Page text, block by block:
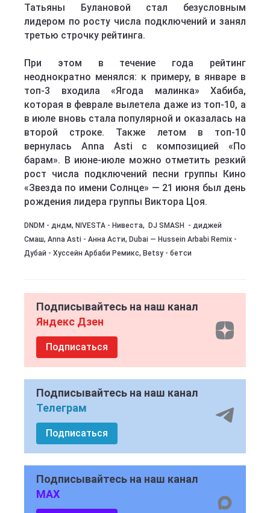
Татьяны Булановой стал безусловным
лидером по росту числа подключений и занял
третью строчку рейтинга.
При этом в течение года рейтинг
неоднократно менялся: к примеру, в январе в
топ-3 входила «Ягода малинка» Хабиба,
которая в феврале вылетела даже из топ-10, а
в июле вновь стала популярной и оказалась на
второй строке. Также летом в топ-10
вернулась Anna Asti с композицией «По
барам». В июне-июле можно отметить резкий
рост числа подключений песни группы Кино
«Звезда по имени Солнце» — 21 июня был день
рождения лидера группы Виктора Цоя.
DNDM - дндм, NIVESTA - Нивеста, DJ SMASH - диджей
Смаш, Anna Asti - Анна Асти, Dubai — Hussein Arbabi Remix -
Дубай - Хуссейн Арбаби Ремикс, Betsy - бетси
Подписывайтесь на наш канал
Яндекс Дзен
Подписаться
Подписывайтесь на наш канал
Телеграм
Подписаться
Подписывайтесь на наш канал
MAX